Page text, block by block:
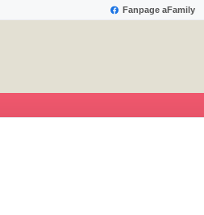
Fanpage aFamily